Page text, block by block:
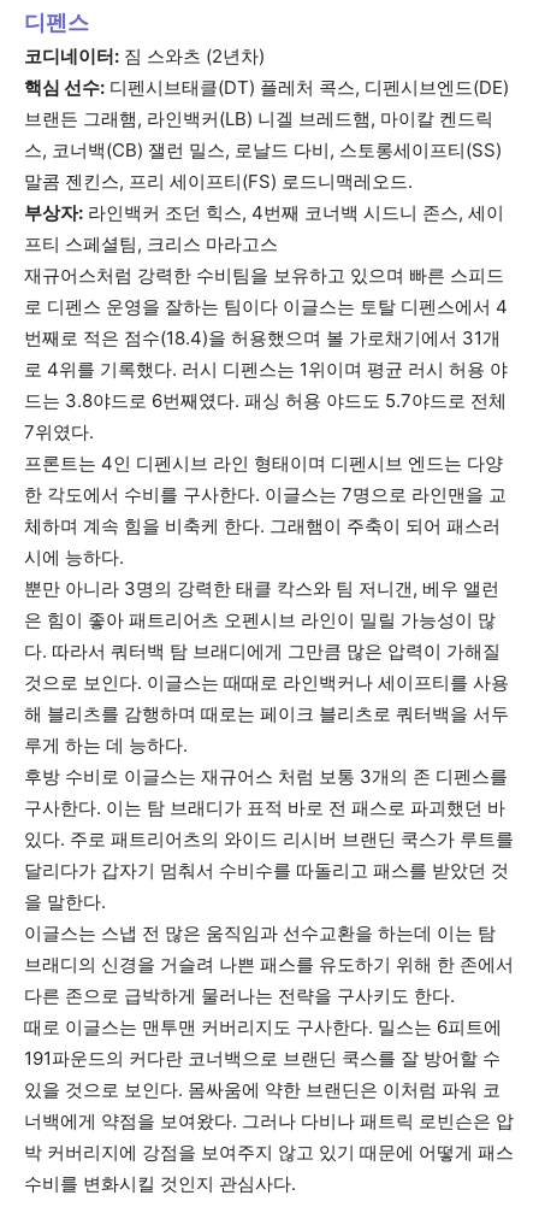
디펜스
코디네이터: 짐 스와츠 (2년차)
핵심 선수: 디펜시브태클(DT) 플레처 콕스, 디펜시브엔드(DE)
브랜든 그래햄, 라인백커(LB) 니겔 브레드햄, 마이칼 켄드릭
스, 코너백(CB) 잴런 밀스, 로날드 다비, 스토롱세이프티(SS)
말콤 젠킨스, 프리 세이프티(FS) 로드니맥레오드.
부상자: 라인백커 조던 힉스, 4번째 코너백 시드니 존스, 세이
프티 스페셜팀, 크리스 마라고스
재규어스처럼 강력한 수비팀을 보유하고 있으며 빠른 스피드
로 디펜스 운영을 잘하는 팀이다 이글스는 토탈 디펜스에서 4
번째로 적은 점수(18.4)을 허용했으며 볼 가로채기에서 31개
로 4위를 기록했다. 러시 디펜스는 1위이며 평균 러시 허용 야
드는 3.8야드로 6번째였다. 패싱 허용 야드도 5.7야드로 전체
7위였다.
프론트는 4인 디펜시브 라인 형태이며 디펜시브 엔드는 다양
한 각도에서 수비를 구사한다. 이글스는 7명으로 라인맨을 교
체하며 계속 힘을 비축케 한다. 그래햄이 주축이 되어 패스러
시에 능하다.
뿐만 아니라 3명의 강력한 태클 칵스와 팀 저니갠, 베우 앨런
은 힘이 좋아 패트리어츠 오펜시브 라인이 밀릴 가능성이 많
다. 따라서 쿼터백 탐 브래디에게 그만큼 많은 압력이 가해질
것으로 보인다. 이글스는 때때로 라인백커나 세이프티를 사용
해 블리츠를 감행하며 때로는 페이크 블리츠로 쿼터백을 서두
루게 하는 데 능하다.
후방 수비로 이글스는 재규어스 처럼 보통 3개의 존 디펜스를
구사한다. 이는 탐 브래디가 표적 바로 전 패스로 파괴했던 바
있다. 주로 패트리어츠의 와이드 리시버 브랜딘 쿡스가 루트를
달리다가 갑자기 멈춰서 수비수를 따돌리고 패스를 받았던 것
을 말한다.
이글스는 스냅 전 많은 움직임과 선수교환을 하는데 이는 탐
브래디의 신경을 거슬려 나쁜 패스를 유도하기 위해 한 존에서
다른 존으로 급박하게 물러나는 전략을 구사키도 한다.
때로 이글스는 맨투맨 커버리지도 구사한다. 밀스는 6피트에
191파운드의 커다란 코너백으로 브랜딘 쿡스를 잘 방어할 수
있을 것으로 보인다. 몸싸움에 약한 브랜딘은 이처럼 파워 코
너백에게 약점을 보여왔다. 그러나 다비나 패트릭 로빈슨은 압
박 커버리지에 강점을 보여주지 않고 있기 때문에 어떻게 패스
수비를 변화시킬 것인지 관심사다.